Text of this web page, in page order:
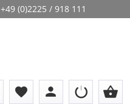
+49 (0)2225 / 918 111
favorite person shopping_basket